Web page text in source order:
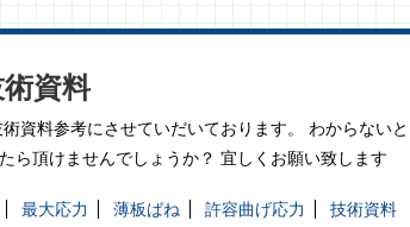
資料
資料参考にさせていだいております。 わからない
ら頂けませんでしょうか？ 宜しくお願い致します
最大応力 薄板ばね 許容曲げ応力 技術資料